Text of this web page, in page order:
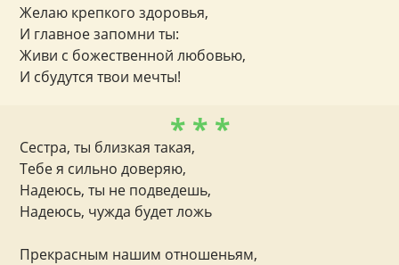
Желаю крепкого здоровья,
И главное запомни ты:
Живи с божественной любовью,
И сбудутся твои мечты!
* * *
Сестра, ты близкая такая,
Тебе я сильно доверяю,
Надеюсь, ты не подведешь,
Надеюсь, чужда будет ложь
Прекрасным нашим отношеньям,